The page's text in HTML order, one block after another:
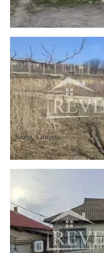
Кахул,Спирин
4
Кахул,Спирин